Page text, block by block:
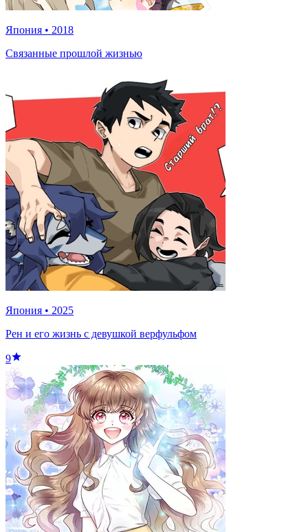
Япония • 2018
Связанные прошлой жизнью
Япония • 2025
Рен и его жизнь с девушкой верфульфом
9